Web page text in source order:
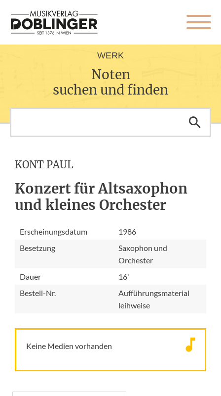
WERK
Noten
suchen und finden
KONT PAUL
Konzert für Altsaxophon
und kleines Orchester
Erscheinungsdatum
1986
Besetzung
Saxophon und
Orchester
Dauer
16'
Bestell-Nr.
Aufführungsmaterial
leihweise
Keine Medien vorhanden